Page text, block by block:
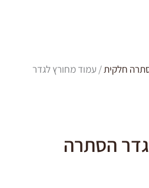
חלקית/ עמוד מחורץ לגדר
הסתרה